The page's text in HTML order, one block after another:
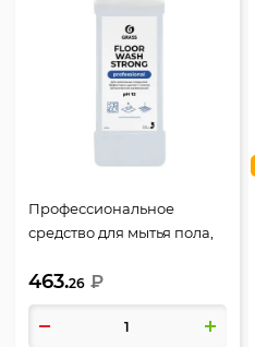
Профессиональное
средство для мытья пола,
GRASS, 250100
463.26 ₽